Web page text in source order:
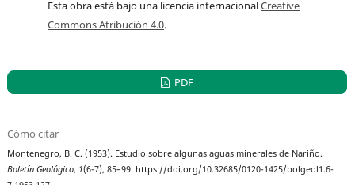
Esta obra está bajo una licencia internacionalCreative
Commons Atribución 4.0.
PDF
Cómo citar
Montenegro, B. C. (1953). Estudio sobre algunas aguas minerales de Nariño.
Boletín Geológico, 1(6-7), 85–99. https://doi.org/10.32685/0120-1425/bolgeol1.6-